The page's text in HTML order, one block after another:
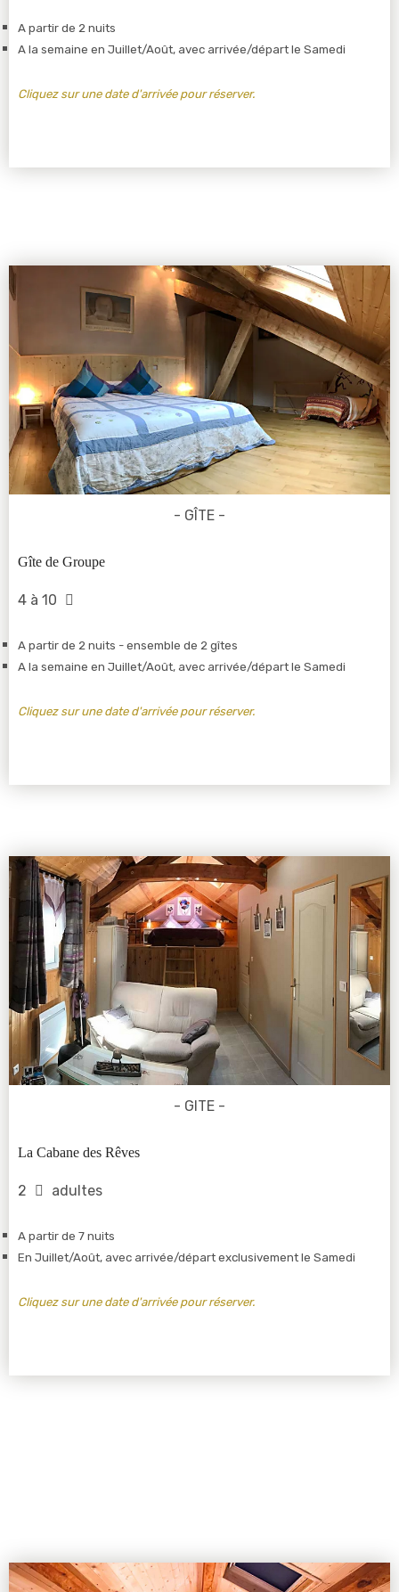
A partir de 2 nuits
A la semaine en Juillet/Août, avec arrivée/départ le Samedi
Cliquez sur une date d'arrivée pour réserver.
- GÎTE -
Gîte de Groupe
4 à 10
A partir de 2 nuits - ensemble de 2 gîtes
A la semaine en Juillet/Août, avec arrivée/départ le Samedi
Cliquez sur une date d'arrivée pour réserver.
- GITE -
La Cabane des Rêves
2 adultes
A partir de 7 nuits
En Juillet/Août, avec arrivée/départ exclusivement le Samedi
Cliquez sur une date d'arrivée pour réserver.